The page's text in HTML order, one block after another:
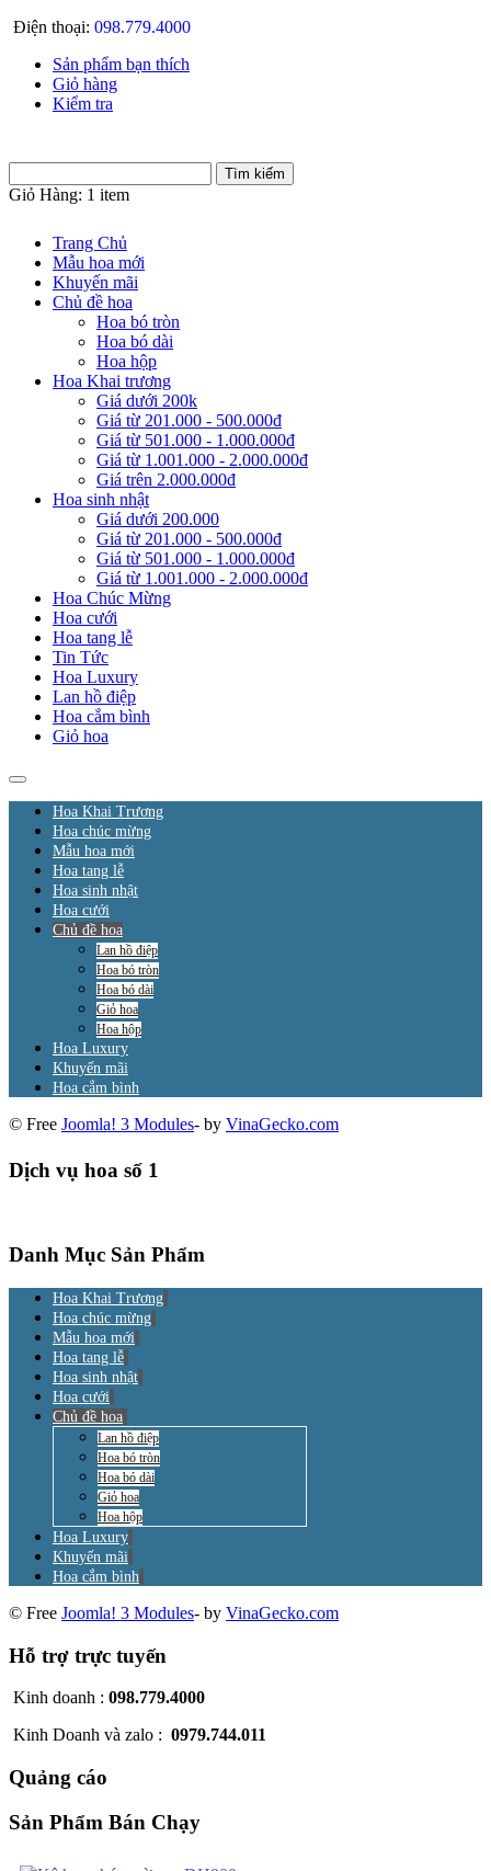
Điện thoại: 098.779.4000
Sản phẩm bạn thích
Giỏ hàng
Kiểm tra
Giỏ Hàng: 1 item
Trang Chủ
Mẫu hoa mới
Khuyến mãi
Chủ đề hoa
Hoa bó tròn
Hoa bó dài
Hoa hộp
Hoa Khai trương
Giá dưới 200k
Giá từ 201.000 - 500.000đ
Giá từ 501.000 - 1.000.000đ
Giá từ 1.001.000 - 2.000.000đ
Giá trên 2.000.000đ
Hoa sinh nhật
Giá dưới 200.000
Giá từ 201.000 - 500.000đ
Giá từ 501.000 - 1.000.000đ
Giá từ 1.001.000 - 2.000.000đ
Hoa Chúc Mừng
Hoa cưới
Hoa tang lễ
Tin Tức
Hoa Luxury
Lan hồ điệp
Hoa cắm bình
Giỏ hoa
Hoa Khai Trương
Hoa chúc mừng
Mẫu hoa mới
Hoa tang lễ
Hoa sinh nhật
Hoa cưới
Chủ đề hoa
Lan hồ điệp
Hoa bó tròn
Hoa bó dài
Giỏ hoa
Hoa hộp
Hoa Luxury
Khuyến mãi
Hoa cắm bình
© Free Joomla! 3 Modules- by VinaGecko.com
Dịch vụ hoa số 1
Danh Mục Sản Phẩm
Hoa Khai Trương
Hoa chúc mừng
Mẫu hoa mới
Hoa tang lễ
Hoa sinh nhật
Hoa cưới
Chủ đề hoa
Lan hồ điệp
Hoa bó tròn
Hoa bó dài
Giỏ hoa
Hoa hộp
Hoa Luxury
Khuyến mãi
Hoa cắm bình
© Free Joomla! 3 Modules- by VinaGecko.com
Hỗ trợ trực tuyến
Kinh doanh : 098.779.4000
Kinh Doanh và zalo : 0979.744.011
Quảng cáo
Sản Phẩm Bán Chạy